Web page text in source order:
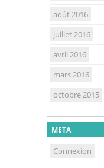
août 2016
juillet 2016
avril 2016
mars 2016
octobre 2015
META
Connexion